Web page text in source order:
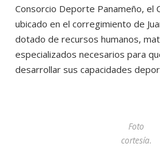
Consorcio Deporte Panameño, el
ubicado en el corregimiento de
dotado de recursos humanos,
especializados necesarios para
desarrollar sus capacidades
Foto
cortesía.